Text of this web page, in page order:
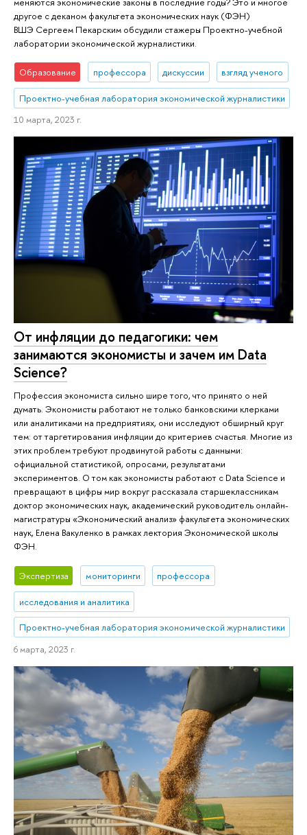
другое с деканом факультета экономических наук (ФЭН)
ВШЭ Сергеем Пекарским обсудили стажеры Проектно-учебной
лаборатории экономической журналистики.
Образование профессора дискуссии взгляд ученого
Проектно-учебная лаборатория экономической журналистики
10 марта, 2023 г.
От инфляции до педагогики: чем
занимаются экономисты и зачем им Data
Science?
Профессия экономиста сильно шире того, что принято о ней
думать. Экономисты работают не только банковскими клерками
или аналитиками на предприятиях, они исследуют обширный круг
тем: от таргетирования инфляции до критериев счастья. Многие из
этих проблем требуют продвинутой работы с данными:
официальной статистикой, опросами, результатами
экспериментов. О том как экономисты работают с Data Science и
превращают в цифры мир вокруг рассказала старшеклассникам
доктор экономических наук, академический руководитель онлайн-
магистратуры «Экономический анализ» факультета экономических
наук, Елена Вакуленко в рамках лектория Экономической школы
ФЭН.
Экспертиза мониторинги профессора
исследования и аналитика
Проектно-учебная лаборатория экономической журналистики
6 марта, 2023 г.